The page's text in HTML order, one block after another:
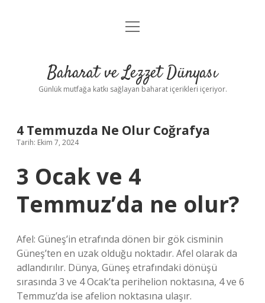
Anasayfa
Yasal Uyarı
menüyü
Baharat ve Lezzet Dünyası
Günlük mutfağa katkı sağlayan baharat içerikleri içeriyor.
4 Temmuzda Ne Olur Coğrafya
Tarih: Ekim 7, 2024
3 Ocak ve 4
Temmuz’da ne olur?
Afel: Güneş’in etrafında dönen bir gök cisminin
Güneş’ten en uzak olduğu noktadır. Afel olarak da
adlandırılır. Dünya, Güneş etrafındaki dönüşü
sırasında 3 ve 4 Ocak’ta perihelion noktasına, 4 ve 6
Temmuz’da ise afelion noktasına ulaşır.